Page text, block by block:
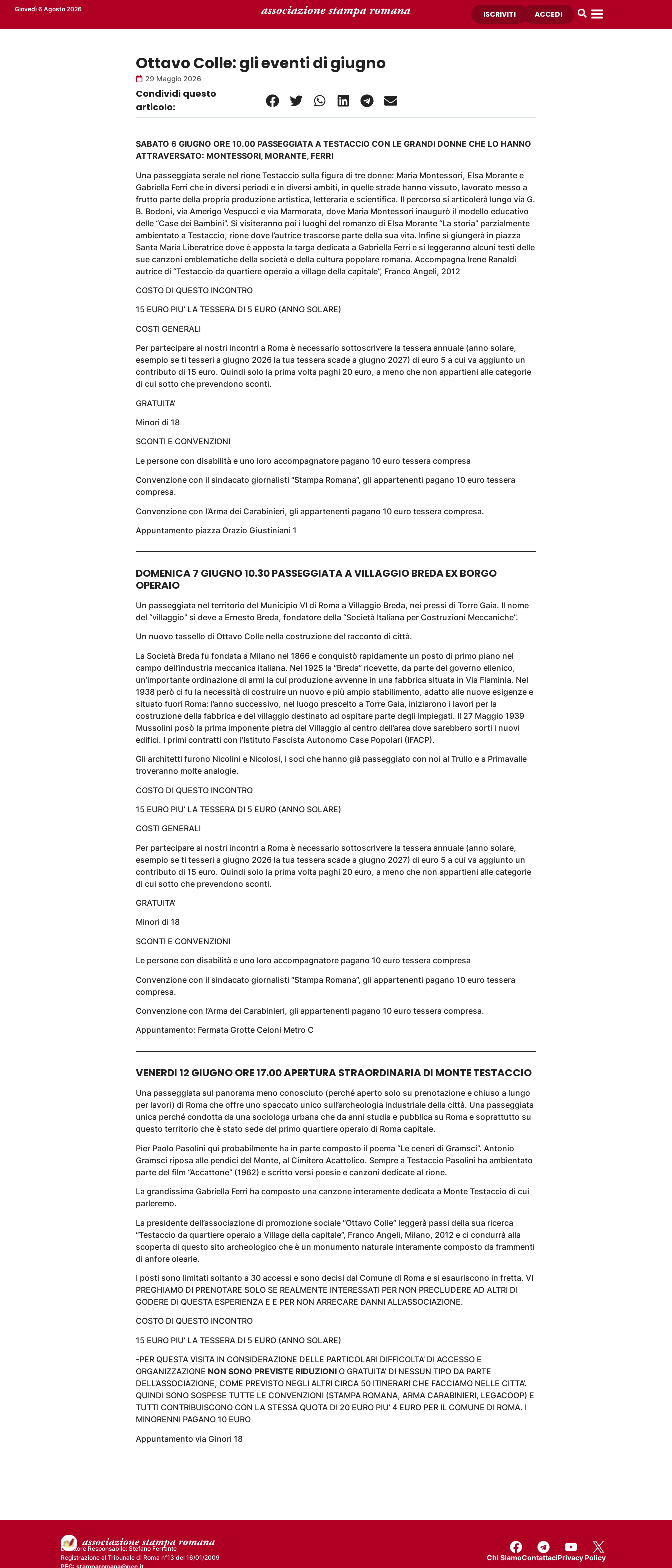
Giovedì 6 Agosto 2026
ISCRIVITI ACCEDI
Ottavo Colle: gli eventi di giugno
29 Maggio 2026
Condividi questo
articolo:
SABATO 6 GIUGNO ORE 10.00 PASSEGGIATA A TESTACCIO CON LE GRANDI DONNE CHE LO HANNO
ATTRAVERSATO: MONTESSORI, MORANTE, FERRI
Una passeggiata serale nel rione Testaccio sulla figura di tre donne: Maria Montessori, Elsa Morante e
Gabriella Ferri che in diversi periodi e in diversi ambiti, in quelle strade hanno vissuto, lavorato messo a
frutto parte della propria produzione artistica, letteraria e scientifica. Il percorso si articolerà lungo via G.
B. Bodoni, via Amerigo Vespucci e via Marmorata, dove Maria Montessori inaugurò il modello educativo
delle “Case dei Bambini”. Si visiteranno poi i luoghi del romanzo di Elsa Morante “La storia” parzialmente
ambientato a Testaccio, rione dove l’autrice trascorse parte della sua vita. Infine si giungerà in piazza
Santa Maria Liberatrice dove è apposta la targa dedicata a Gabriella Ferri e si leggeranno alcuni testi delle
sue canzoni emblematiche della società e della cultura popolare romana. Accompagna Irene Ranaldi
autrice di “Testaccio da quartiere operaio a village della capitale”, Franco Angeli, 2012
COSTO DI QUESTO INCONTRO
15 EURO PIU’ LA TESSERA DI 5 EURO (ANNO SOLARE)
COSTI GENERALI
Per partecipare ai nostri incontri a Roma è necessario sottoscrivere la tessera annuale (anno solare,
esempio se ti tesseri a giugno 2026 la tua tessera scade a giugno 2027) di euro 5 a cui va aggiunto un
contributo di 15 euro. Quindi solo la prima volta paghi 20 euro, a meno che non appartieni alle categorie
di cui sotto che prevendono sconti.
GRATUITA’
Minori di 18
SCONTI E CONVENZIONI
Le persone con disabilità e uno loro accompagnatore pagano 10 euro tessera compresa
Convenzione con il sindacato giornalisti “Stampa Romana”, gli appartenenti pagano 10 euro tessera
compresa.
Convenzione con l’Arma dei Carabinieri, gli appartenenti pagano 10 euro tessera compresa.
Appuntamento piazza Orazio Giustiniani 1
DOMENICA 7 GIUGNO 10.30 PASSEGGIATA A VILLAGGIO BREDA EX BORGO
OPERAIO
Un passeggiata nel territorio del Municipio VI di Roma a Villaggio Breda, nei pressi di Torre Gaia. Il nome
del “villaggio” si deve a Ernesto Breda, fondatore della “Società Italiana per Costruzioni Meccaniche”.
Un nuovo tassello di Ottavo Colle nella costruzione del racconto di città.
La Società Breda fu fondata a Milano nel 1866 e conquistò rapidamente un posto di primo piano nel
campo dell’industria meccanica italiana. Nel 1925 la “Breda” ricevette, da parte del governo ellenico,
un’importante ordinazione di armi la cui produzione avvenne in una fabbrica situata in Via Flaminia. Nel
1938 però ci fu la necessità di costruire un nuovo e più ampio stabilimento, adatto alle nuove esigenze e
situato fuori Roma: l’anno successivo, nel luogo prescelto a Torre Gaia, iniziarono i lavori per la
costruzione della fabbrica e del villaggio destinato ad ospitare parte degli impiegati. Il 27 Maggio 1939
Mussolini posò la prima imponente pietra del Villaggio al centro dell’area dove sarebbero sorti i nuovi
edifici. I primi contratti con l’Istituto Fascista Autonomo Case Popolari (IFACP).
Gli architetti furono Nicolini e Nicolosi, i soci che hanno già passeggiato con noi al Trullo e a Primavalle
troveranno molte analogie.
COSTO DI QUESTO INCONTRO
15 EURO PIU’ LA TESSERA DI 5 EURO (ANNO SOLARE)
COSTI GENERALI
Per partecipare ai nostri incontri a Roma è necessario sottoscrivere la tessera annuale (anno solare,
esempio se ti tesseri a giugno 2026 la tua tessera scade a giugno 2027) di euro 5 a cui va aggiunto un
contributo di 15 euro. Quindi solo la prima volta paghi 20 euro, a meno che non appartieni alle categorie
di cui sotto che prevendono sconti.
GRATUITA’
Minori di 18
SCONTI E CONVENZIONI
Le persone con disabilità e uno loro accompagnatore pagano 10 euro tessera compresa
Convenzione con il sindacato giornalisti “Stampa Romana”, gli appartenenti pagano 10 euro tessera
compresa.
Convenzione con l’Arma dei Carabinieri, gli appartenenti pagano 10 euro tessera compresa.
Appuntamento: Fermata Grotte Celoni Metro C
VENERDI 12 GIUGNO ORE 17.00 APERTURA STRAORDINARIA DI MONTE TESTACCIO
Una passeggiata sul panorama meno conosciuto (perché aperto solo su prenotazione e chiuso a lungo
per lavori) di Roma che offre uno spaccato unico sull’archeologia industriale della città. Una passeggiata
unica perché condotta da una sociologa urbana che da anni studia e pubblica su Roma e soprattutto su
questo territorio che è stato sede del primo quartiere operaio di Roma capitale.
Pier Paolo Pasolini qui probabilmente ha in parte composto il poema “Le ceneri di Gramsci”. Antonio
Gramsci riposa alle pendici del Monte, al Cimitero Acattolico. Sempre a Testaccio Pasolini ha ambientato
parte del film “Accattone” (1962) e scritto versi poesie e canzoni dedicate al rione.
La grandissima Gabriella Ferri ha composto una canzone interamente dedicata a Monte Testaccio di cui
parleremo.
La presidente dell’associazione di promozione sociale “Ottavo Colle” leggerà passi della sua ricerca
“Testaccio da quartiere operaio a Village della capitale”, Franco Angeli, Milano, 2012 e ci condurrà alla
scoperta di questo sito archeologico che è un monumento naturale interamente composto da frammenti
di anfore olearie.
I posti sono limitati soltanto a 30 accessi e sono decisi dal Comune di Roma e si esauriscono in fretta. VI
PREGHIAMO DI PRENOTARE SOLO SE REALMENTE INTERESSATI PER NON PRECLUDERE AD ALTRI DI
GODERE DI QUESTA ESPERIENZA E E PER NON ARRECARE DANNI ALL’ASSOCIAZIONE.
COSTO DI QUESTO INCONTRO
15 EURO PIU’ LA TESSERA DI 5 EURO (ANNO SOLARE)
-PER QUESTA VISITA IN CONSIDERAZIONE DELLE PARTICOLARI DIFFICOLTA’ DI ACCESSO E
ORGANIZZAZIONE NON SONO PREVISTE RIDUZIONI O GRATUITA’ DI NESSUN TIPO DA PARTE
DELL’ASSOCIAZIONE, COME PREVISTO NEGLI ALTRI CIRCA 50 ITINERARI CHE FACCIAMO NELLE CITTA’.
QUINDI SONO SOSPESE TUTTE LE CONVENZIONI (STAMPA ROMANA, ARMA CARABINIERI, LEGACOOP) E
TUTTI CONTRIBUISCONO CON LA STESSA QUOTA DI 20 EURO PIU’ 4 EURO PER IL COMUNE DI ROMA. I
MINORENNI PAGANO 10 EURO
Appuntamento via Ginori 18
Direttore Responsabile: Stefano Ferrante
Registrazione al Tribunale di Roma n°13 del 16/01/2009
Chi SiamoContattaciPrivacy Policy